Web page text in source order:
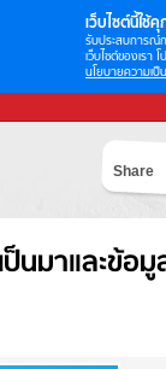
เว็บไซต์นี้ใช้คุ
รับประสบการณ์
เว็บไซต์ของเรา
นโยบายความเป็
Share
นมาและข้อ